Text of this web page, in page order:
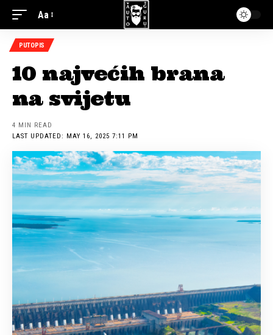
Aa
PUTOPIS
10 najvećih brana
na svijetu
LAST UPDATED: MAY 16, 2025 7:11 PM
4 MIN READ